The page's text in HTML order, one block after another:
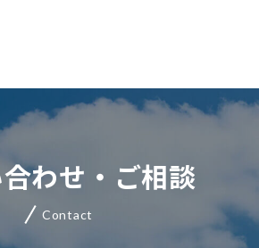
Contact
わせ・ご相談